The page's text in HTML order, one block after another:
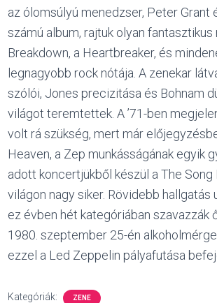
az ólomsúlyú menedzser, Peter Grant
számú album, rajtuk olyan
Breakdown, a Heartbreaker, és
legnagyobb rock nótája. A zenekar
szólói, Jones precizitása és Bohnam
világot teremtettek. A ’71-ben
volt rá szükség, mert már
Heaven, a Zep munkásságának egyik
adott koncertjükből készül a The
világon nagy siker. Rövidebb
ez évben hét kategóriában szavazzák
1980. szeptember 25-én
ezzel a Led Zeppelin pályafutása
Kategóriák: ZENE